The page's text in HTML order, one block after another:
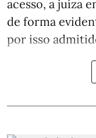
acesso, a juíza
de forma
por isso